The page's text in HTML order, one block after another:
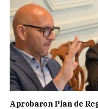
Aprobaron Plan de